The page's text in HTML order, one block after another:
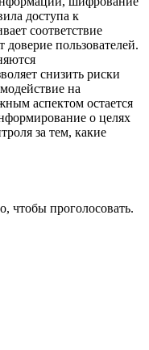
доступа к
соответствие
пользователей.
снизить риски
на
аспектом остается
о целях
за тем, какие
чтобы проголосовать.